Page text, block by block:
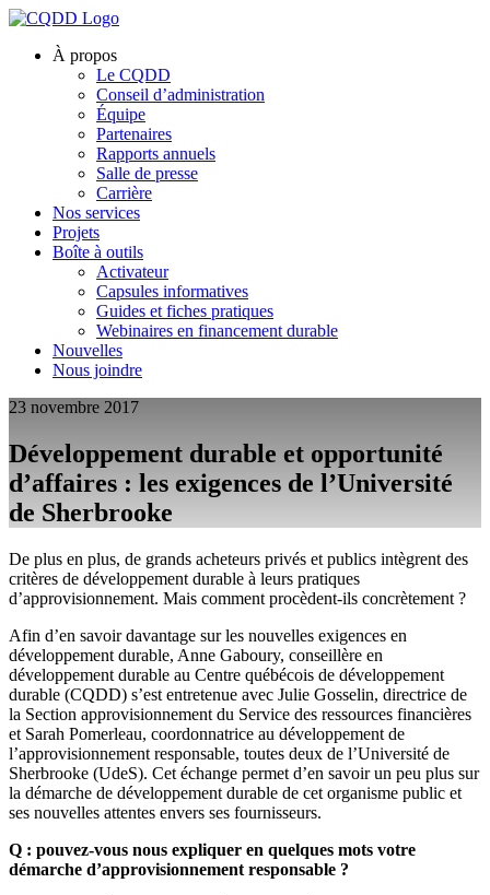
À propos
Le CQDD
Conseil d’administration
Équipe
Partenaires
Rapports annuels
Salle de presse
Carrière
Nos services
Projets
Boîte à outils
Activateur
Capsules informatives
Guides et fiches pratiques
Webinaires en financement durable
Nouvelles
Nous joindre
23 novembre 2017
Développement durable et opportunité
d’affaires : les exigences de l’Université
de Sherbrooke
De plus en plus, de grands acheteurs privés et publics intègrent des
critères de développement durable à leurs pratiques
d’approvisionnement. Mais comment procèdent-ils concrètement ?
Afin d’en savoir davantage sur les nouvelles exigences en
développement durable, Anne Gaboury, conseillère en
développement durable au Centre québécois de développement
durable (CQDD) s’est entretenue avec Julie Gosselin, directrice de
la Section approvisionnement du Service des ressources financières
et Sarah Pomerleau, coordonnatrice au développement de
l’approvisionnement responsable, toutes deux de l’Université de
Sherbrooke (UdeS). Cet échange permet d’en savoir un peu plus sur
la démarche de développement durable de cet organisme public et
ses nouvelles attentes envers ses fournisseurs.
Q : pouvez-vous nous expliquer en quelques mots votre
démarche d’approvisionnement responsable ?